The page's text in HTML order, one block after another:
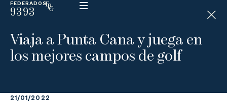
FEDERADOS
9393
ESP
N
D
I
C
Viaja a Punta Cana y juega en
los mejores campos de golf
21/01/2022